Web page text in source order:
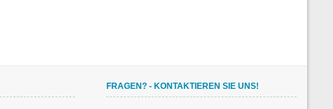
FRAGEN? - KONTAKTIEREN SIE UNS!